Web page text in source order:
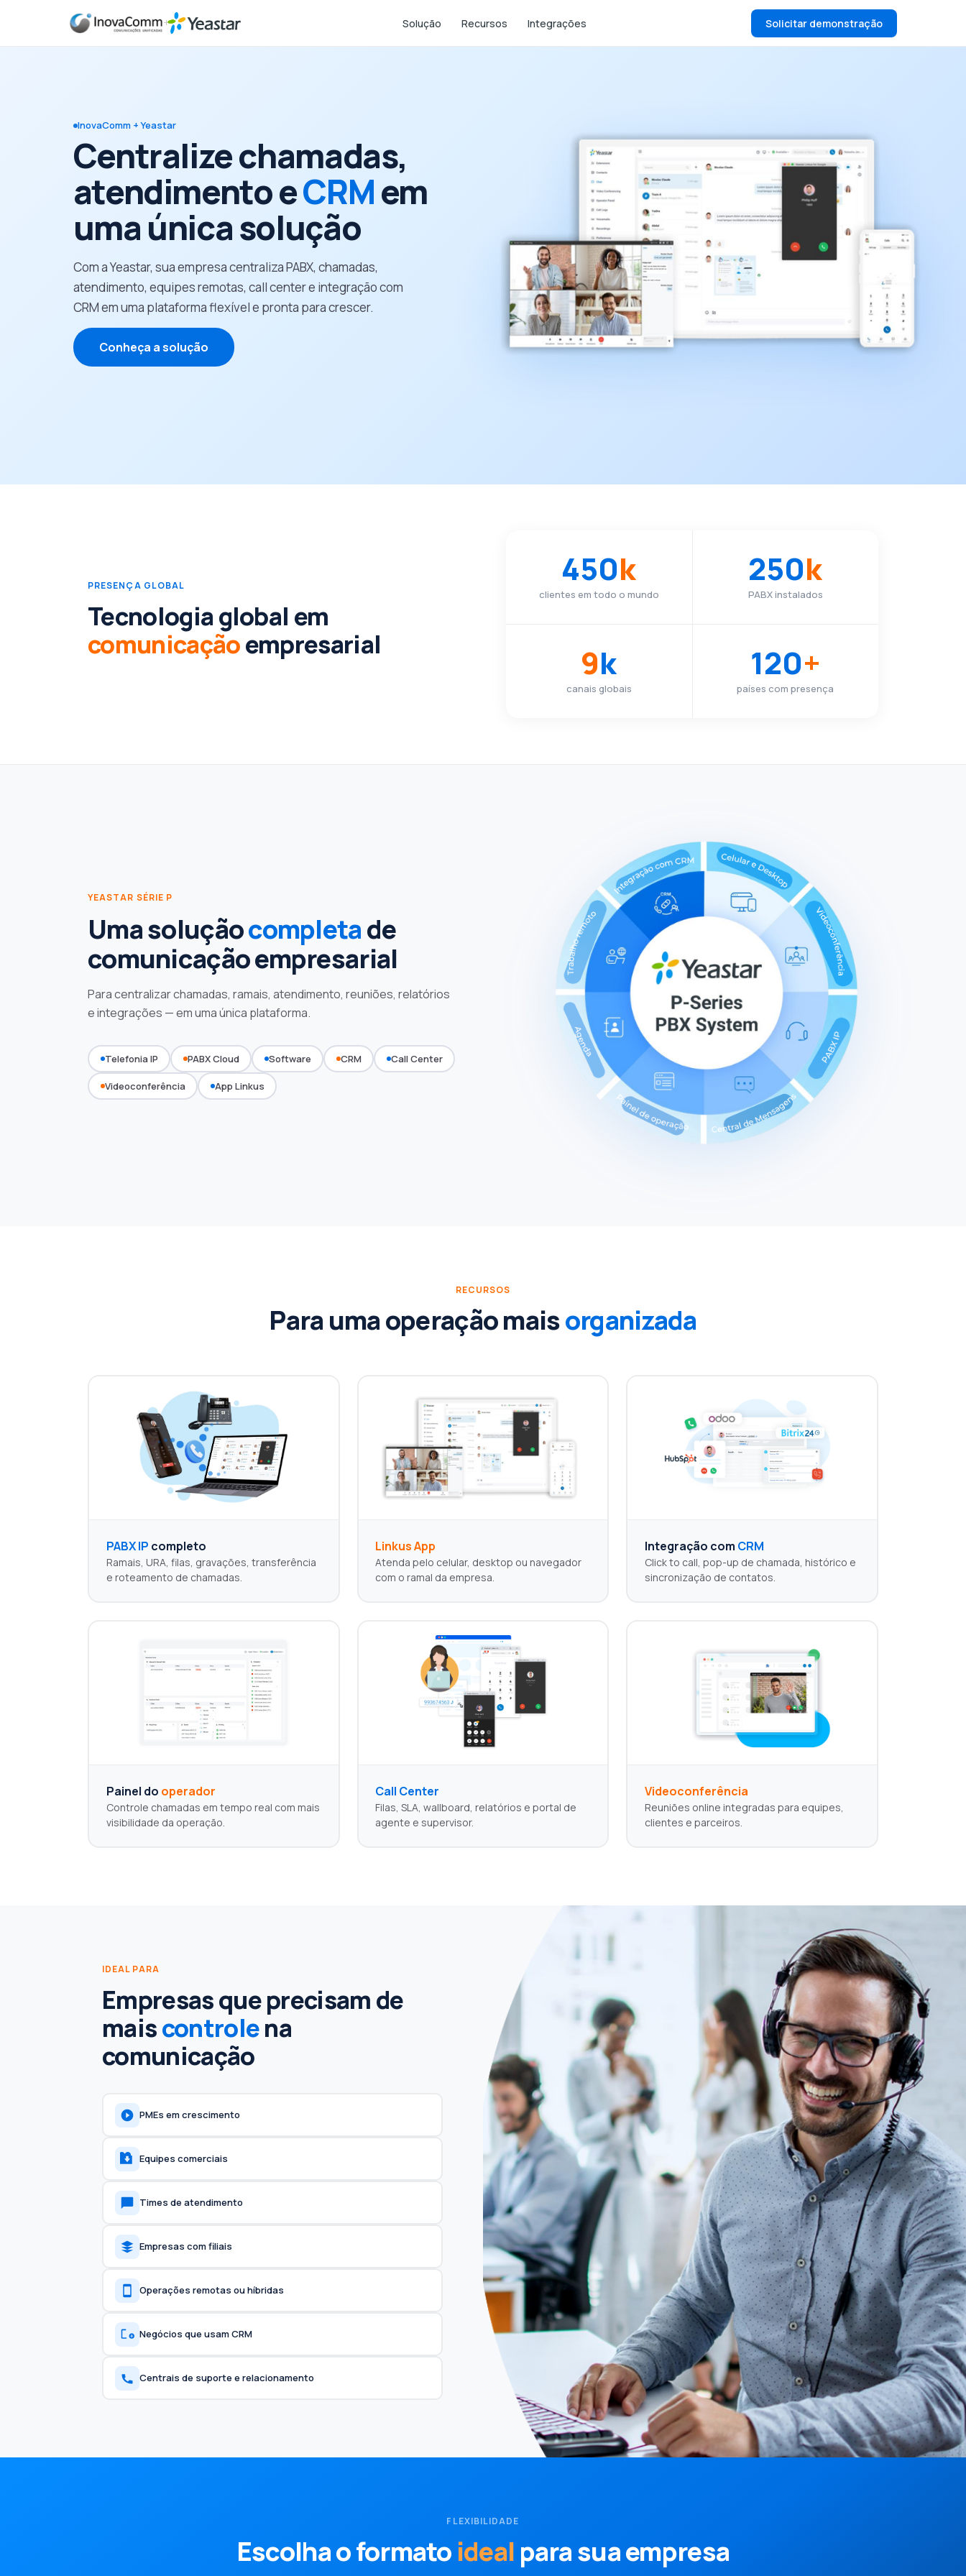
+ Solução Recursos Integrações Solicitar demonstração
InovaComm + Yeastar
Centralize chamadas,
atendimento eCRMem
uma única solução
Com a Yeastar, sua empresa centraliza PABX, chamadas,
atendimento, equipes remotas, call center e integração com
CRM em uma plataforma flexível e pronta para crescer.
Conheça a solução
PRESENÇA GLOBAL
Tecnologia global em
comunicaçãoempresarial
450k
clientes em todo o mundo
250k
PABX instalados
9k
canais globais
120+
países com presença
YEASTAR SÉRIE P
Uma soluçãocompletade
comunicação empresarial
Para centralizar chamadas, ramais, atendimento, reuniões, relatórios
e integrações — em uma única plataforma.
Telefonia IP PABX Cloud Software CRM Call Center
Videoconferência App Linkus
RECURSOS
Para uma operação maisorganizada
PABX IP completo
Ramais, URA, filas, gravações, transferência
e roteamento de chamadas.
Linkus App
Atenda pelo celular, desktop ou navegador
com o ramal da empresa.
Integração com CRM
Click to call, pop-up de chamada, histórico e
sincronização de contatos.
Painel do operador
Controle chamadas em tempo real com mais
visibilidade da operação.
Call Center
Filas, SLA, wallboard, relatórios e portal de
agente e supervisor.
Videoconferência
Reuniões online integradas para equipes,
clientes e parceiros.
IDEAL PARA
Empresas que precisam de
maiscontrolena
comunicação
PMEs em crescimento
Equipes comerciais
Times de atendimento
Empresas com filiais
Operações remotas ou híbridas
Negócios que usam CRM
Centrais de suporte e relacionamento
FLEXIBILIDADE
Escolha o formato ideal para sua empresa